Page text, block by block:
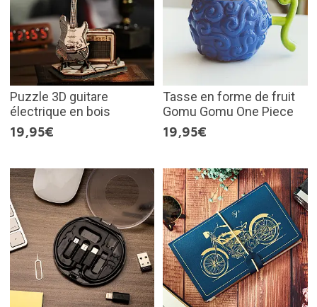
Puzzle 3D guitare
électrique en bois
19,95€
Tasse en forme de fruit
Gomu Gomu One Piece
19,95€